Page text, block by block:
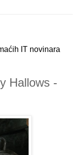
IT novinara
Hallows -